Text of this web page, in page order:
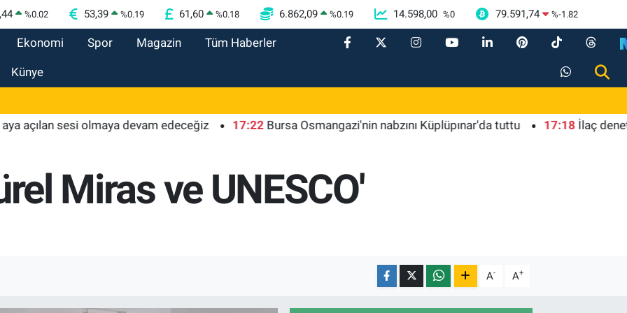
%0.02 53,39 %0.19 61,60 %0.18 6.862,09 %0.19 14.598,00 %0 79.591,74 %-1.82
Ekonomi Spor Magazin Tüm Haberler
Künye
sesi olmaya devam edeceğiz 17:22 Bursa Osmangazi'nin nabzını Küplüpınar'da tuttu 17:18 İlaç
Miras ve UNESCO'
A- A+